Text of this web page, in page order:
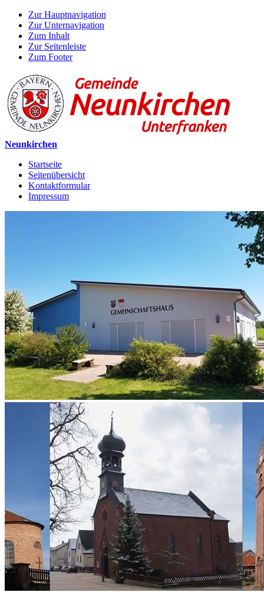
Zur Hauptnavigation
Zur Unternavigation
Zum Inhalt
Zur Seitenleiste
Zum Footer
Neunkirchen
Startseite
Seitenübersicht
Kontaktformular
Impressum